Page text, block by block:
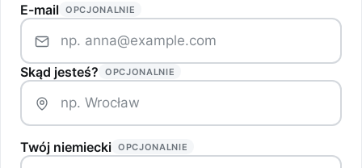
E-mail OPCJONALNIE
Skąd jesteś? OPCJONALNIE
Twój niemiecki OPCJONALNIE